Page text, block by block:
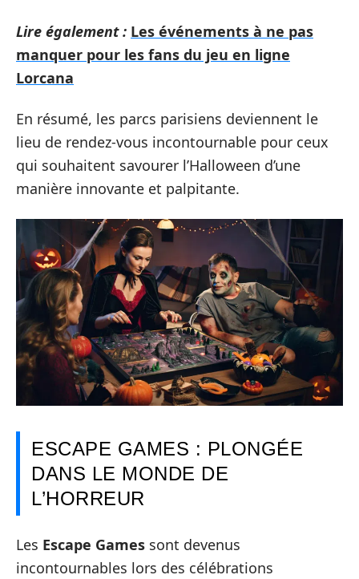
Lire également : Les événements à ne pas
manquer pour les fans du jeu en ligne
Lorcana
En résumé, les parcs parisiens deviennent le
lieu de rendez-vous incontournable pour ceux
qui souhaitent savourer l’Halloween d’une
manière innovante et palpitante.
ESCAPE GAMES : PLONGÉE
DANS LE MONDE DE
L’HORREUR
Les Escape Games sont devenus
incontournables lors des célébrations